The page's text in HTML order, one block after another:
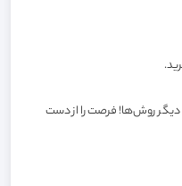
دیگر روش‌ها! فرصت را از دست